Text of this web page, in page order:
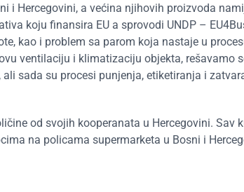
i Hercegovini, a većina njihovih proizvoda
koju finansira EU a sprovodi UNDP –
kao i problem sa parom koja nastaje u
ventilaciju i klimatizaciju objekta, rešavamo
sada su procesi punjenja, etiketiranja i
od svojih kooperanata u Hercegovini. Sav
na policama supermarketa u Bosni i